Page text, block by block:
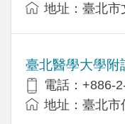
地址：臺北市
臺北醫學大學附
電話：+886-
地址：臺北市